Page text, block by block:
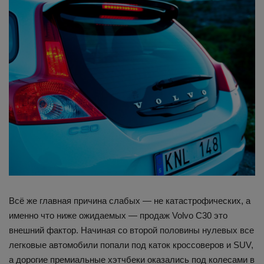
Всё же главная причина слабых — не катастрофических, а
именно что ниже ожидаемых — продаж Volvo C30 это
внешний фактор. Начиная со второй половины нулевых все
легковые автомобили попали под каток кроссоверов и SUV,
а дорогие премиальные хэтчбеки оказались под колесами в